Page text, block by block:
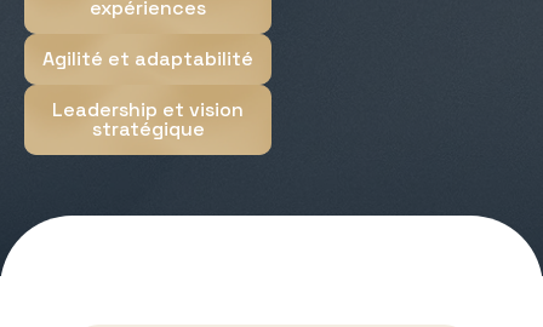
expériences
Agilité et adaptabilité
Leadership et vision
stratégique